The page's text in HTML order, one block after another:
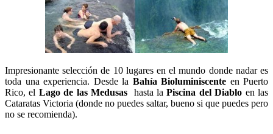
Impresionante selección de 10 lugares en el mundo donde nadar es
toda una experiencia. Desde la Bahía Bioluminiscente en Puerto
Rico, el Lago de las Medusashasta laPiscina del Diablo en las
Cataratas Victoria (donde no puedes saltar, bueno si que puedes pero
no se recomienda).